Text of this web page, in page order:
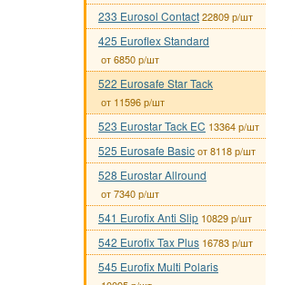
233 Eurosol Contact22809 р/шт
425 Euroflex Standard
от 6850 р/шт
522 Eurosafe Star Tack
от 11596 р/шт
523 Eurostar Tack EC 13364 р/шт
525 Eurosafe Basicот 8118 р/шт
528 Eurostar Allround
от 7340 р/шт
541 Eurofix Anti Slip 10829 р/шт
542 Eurofix Tax Plus 16783 р/шт
545 Eurofix Multi Polaris